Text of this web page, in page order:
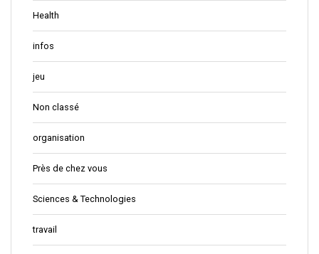
Health
infos
jeu
Non classé
organisation
Près de chez vous
Sciences & Technologies
travail